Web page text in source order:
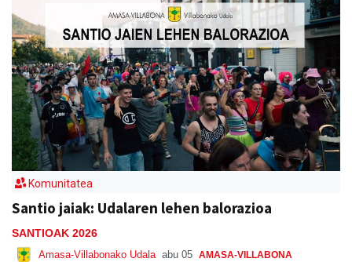
Komunitatea
Santio jaiak: Udalaren lehen balorazioa
SANTIOAK 2026
Amasa-Villabonako Udala abu 05 AMASA-VILLABONA